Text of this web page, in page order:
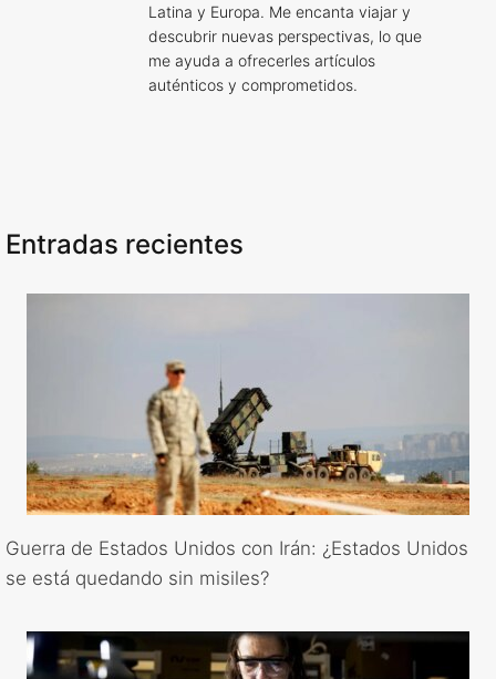
Latina y Europa. Me encanta viajar y
descubrir nuevas perspectivas, lo que
me ayuda a ofrecerles artículos
auténticos y comprometidos.
Entradas recientes
Guerra de Estados Unidos con Irán: ¿Estados Unidos
se está quedando sin misiles?